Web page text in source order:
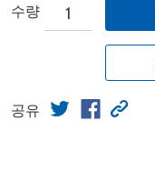
수량
공유